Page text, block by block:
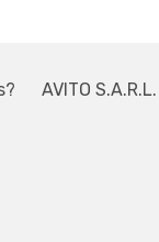
AVITO S.A.R.L.